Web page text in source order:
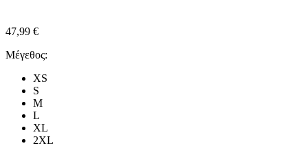
47,99 €
Μέγεθος:
XS
S
M
L
XL
2XL